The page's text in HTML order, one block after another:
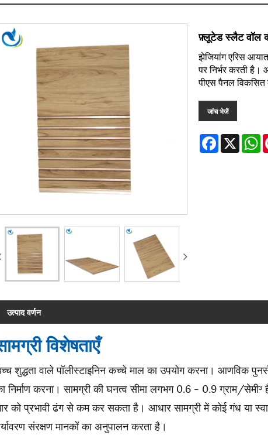
फ़्लूटेड स्लैट वॉल
झेजियांग एरिस आयात
पर निर्भर करती
पीएस पैनल विकसित
जांच भेजें
Facebook
X
उत्पाद वर्णन
विशेषताएँ
शुद्धता वाले पॉलीस्टाइनिन कच्चे माल का उपयोग करना। आणविक
निर्माण करना। सामग्री की घनत्व सीमा लगभग 0.6 - 0.9 ग्राम/
को प्रभावी ढंग से कम कर सकता है। आधार सामग्री में कोई गंध या
संरक्षण मानकों का अनुपालन करता है।